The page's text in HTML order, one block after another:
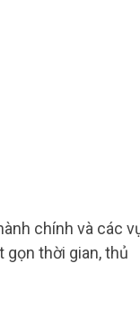
chính và các
gọn thời gian, thủ